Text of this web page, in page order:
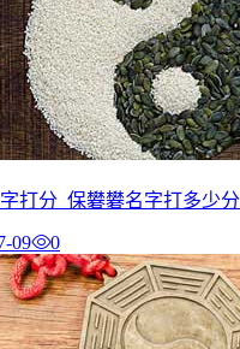
打分_保礬礬名字打多少分
09 0